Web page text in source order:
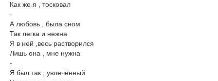
Как же я , тосковал
-
А любовь , была сном
Так легка и нежна
Я в ней ,весь растворился
Лишь она , мне нужна
-
Я был так , увлечённый